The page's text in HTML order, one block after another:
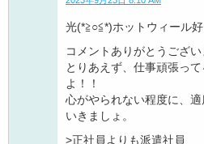
光(*≧○≦*)ホットウィール
コメントありがとうござい
とりあえず、仕事頑張っ
よ！！
心がやられない程度に、
いきましょ。
>正社員よりも派遣社員